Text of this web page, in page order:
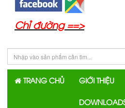
Chỉ đường ==>
TRANG CHỦ GIỚI THIỆU